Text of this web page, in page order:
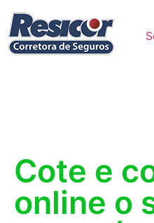
Cote e
online o